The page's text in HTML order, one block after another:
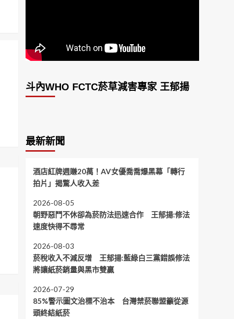
斗內WHO FCTC菸草減害專家 王郁揚
最新新聞
酒店紅牌週賺20萬！AV女優喬喬爆黑幕「轉行
拍片」揭驚人收入差
2026-08-05
朝野惡鬥不休卻為菸防法迅速合作 王郁揚:修法
速度快得不尋常
2026-08-03
菸稅收入不減反增 王郁揚:藍綠白三黨錯誤修法
將讓紙菸銷量與黑市雙贏
2026-07-29
85%警示圖文治標不治本 台灣禁菸聯盟籲從源
頭終結紙菸